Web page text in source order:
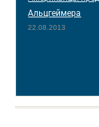
Альцгеймера
22.08.2013